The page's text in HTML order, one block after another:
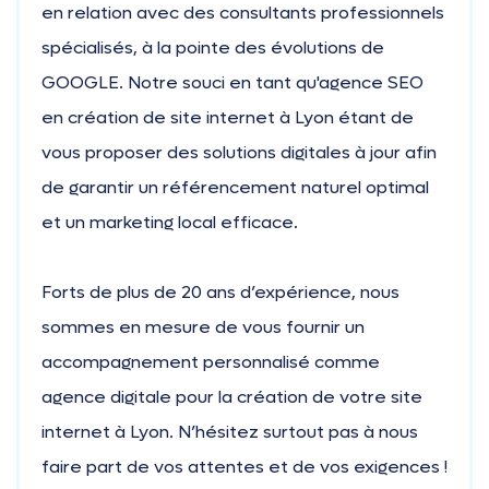
en relation avec des consultants professionnels
spécialisés, à la pointe des évolutions de
GOOGLE. Notre souci en tant qu'agence SEO
en création de site internet à Lyon étant de
vous proposer des solutions digitales à jour afin
de garantir un référencement naturel optimal
et un marketing local efficace.
Forts de plus de 20 ans d’expérience, nous
sommes en mesure de vous fournir un
accompagnement personnalisé comme
agence digitale pour la création de votre site
internet à Lyon. N’hésitez surtout pas à nous
faire part de vos attentes et de vos exigences !